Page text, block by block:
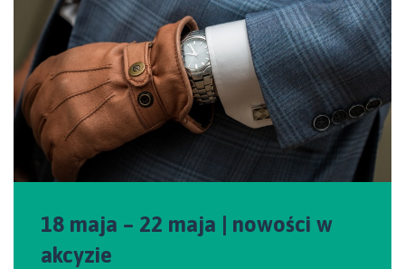
18 maja – 22 maja | nowości w
akcyzie